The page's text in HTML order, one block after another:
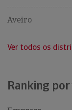
Aveiro
Ver todos os
Ranking por